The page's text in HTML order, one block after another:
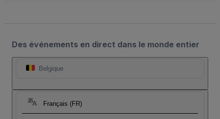
Des événements en direct dans le monde entier
Belgique
Français (FR)